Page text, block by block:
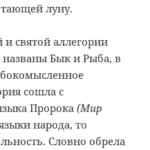
луну.
и святой аллегории
Бык и Рыба, в
сошла с
Пророка(Мир
народа, то
Словно обрела